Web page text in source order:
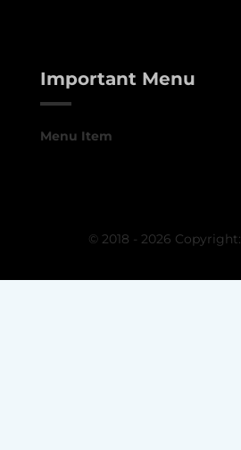
Important Menu
Menu Item
© 2018 - 2026 Copyright: